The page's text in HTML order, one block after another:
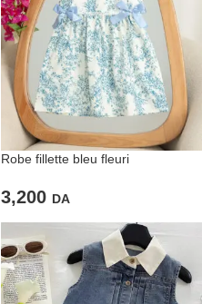
Robe fillette bleu fleuri
3,200 DA